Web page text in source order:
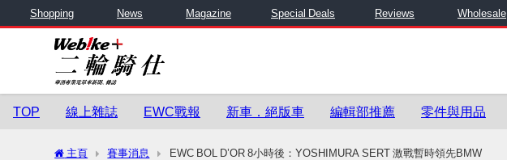
Shopping News Magazine Special Deals Reviews Wholesale
TOP 線上雜誌 EWC戰報 新車．絕版車 編輯部推薦 零件與用品
主頁 賽事消息 EWC BOL D’OR 8小時後：YOSHIMURA SERT 激戰暫時領先BMW